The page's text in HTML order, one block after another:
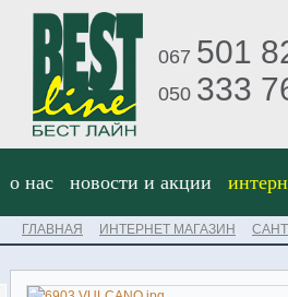
067 501
050 333
о нас новости и акции
ГЛАВНАЯ ИНТЕРНЕТ МАГАЗИН